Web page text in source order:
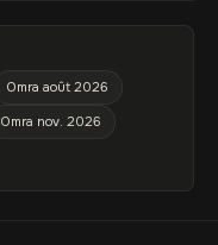
Omra août 2026
Omra nov. 2026